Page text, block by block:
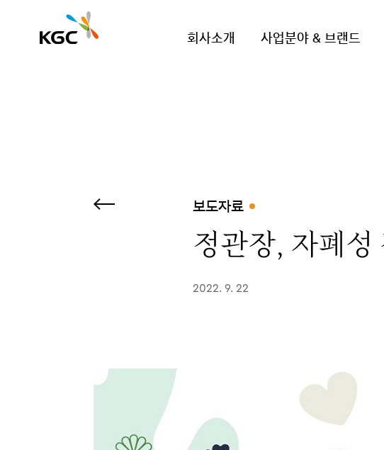
회사소개 사업분야 & 브랜드
보도자료
정관장, 자폐성
2022. 9. 22